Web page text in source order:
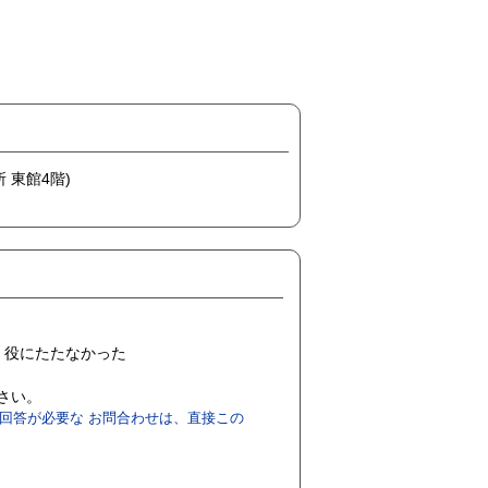
東館4階)
役にたたなかった
い。
答が必要な お問合わせは、直接この